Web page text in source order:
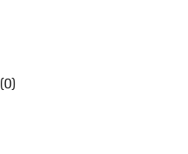
(0)